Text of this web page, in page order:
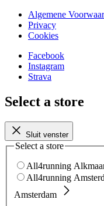
Algemene
Privacy
Cookies
Facebook
Instagram
Strava
Select a store
Sluit venster
Select a store
All4running
All4running
Amsterdam